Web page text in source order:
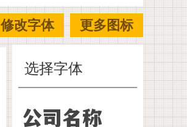
更多图标
修改字体
选择字体